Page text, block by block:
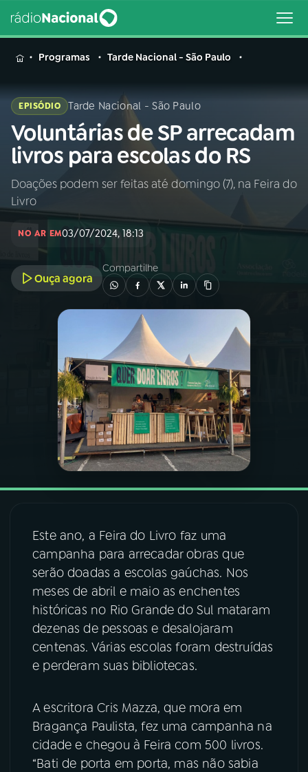
MENU
Buscar
na
Rádio
Nacional
Buscar
01
PROGRAMAÇÃO
PROGRAMAS
PODCASTS
08FESTIVAL DE MÚSICA
ACOMPANHE A RÁDIO NACIONAL
YouTube Facebook
TikTok
Programas Tarde Nacional - São Paulo
EPISÓDIO Tarde Nacional - São Paulo
Voluntárias de SP arrecadam
livros para escolas do RS
Doações podem ser feitas até domingo (7), na Feira do
Livro
NO AR EM03/07/2024, 18:13
Ouça agora
Compartilhe
Este ano, a Feira do Livro faz uma
campanha para arrecadar obras que
serão doadas a escolas gaúchas. Nos
meses de abril e maio as enchentes
históricas no Rio Grande do Sul mataram
dezenas de pessoas e desalojaram
centenas. Várias escolas foram destruídas
e perderam suas bibliotecas.
A escritora Cris Mazza, que mora em
Bragança Paulista, fez uma campanha na
cidade e chegou à Feira com 500 livros.
“Bati de porta em porta, mas não sabia